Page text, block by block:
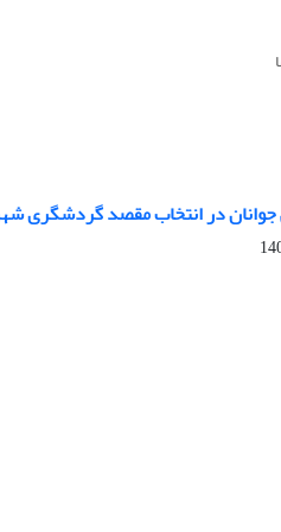
جوانان در انتخاب مقصد گردشگری